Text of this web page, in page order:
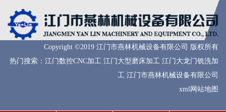
Copyright ©2019 江门市燕林机械设备有限公司 版权所有
热门搜索： 江门数控CNC加工 江门大型磨床加工 江门大龙门铣洗加
工 江门市燕林机械设备有限公司
xml网站地图